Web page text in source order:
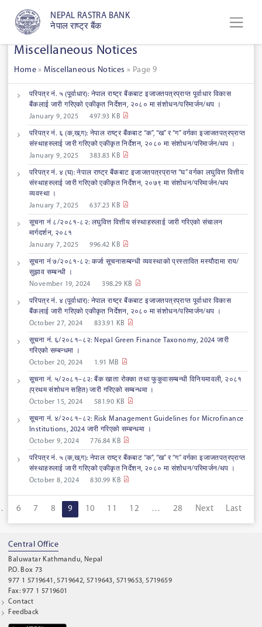
NEPAL RASTRA BANK
नेपाल राष्ट्र बैंक
Miscellaneous Notices
Home »Miscellaneous Notices » Page 9
परिपत्र नं. ५ (पूर्वाधार): नेपाल राष्ट्र बैंकबाट इजाजतपत्रप्राप्त पूर्वाधार विकास
बैंकलाई जारी गरिएको एकीकृत निर्देशन, २०८० मा संशोधन/परिमार्जन/थप ।
January 9, 2025
497.93 KB
परिपत्र नं. ६ (क,ख,ग): नेपाल राष्ट्र बैंकबाट “क”, “ख” र “ग” वर्गका इजाजतपत्रप्राप्त
संस्थाहरुलाई जारी गरिएको एकीकृत निर्देशन, २०८० मा संशोधन/परिमार्जन/थप ।
January 9, 2025
383.83 KB
परिपत्र नं. ४ (घ): नेपाल राष्ट्र बैंकबाट इजाजतपत्रप्राप्त “घ” वर्गका लघुवित्त वित्तीय
संस्थाहरुलाई जारी गरिएको एकीकृत निर्देशन, २०७९ मा संशोधन/परिमार्जन/थप
व्यवस्था ।
January 7, 2025
637.23 KB
सूचना नं ८/२०८१-८२: लघुवित्त वित्तीय संस्थाहरुलाई जारी गरिएको संचालन
मार्गदर्शन, २०८१
January 7, 2025
996.42 KB
सूचना नं ७/२०८१-८२: कर्जा सूचनासम्बन्धी व्यवस्थाको प्रस्तावित मस्यौदामा राय/
सुझाव सम्बन्धी ।
November 19, 2024
398.29 KB
परिपत्र नं. ४ (पूर्वाधार): नेपाल राष्ट्र बैंकबाट इजाजतपत्रप्राप्त पूर्वाधार विकास
बैंकलाई जारी गरिएको एकीकृत निर्देशन, २०८० मा संशोधन/परिमार्जन/थप ।
October 27, 2024
833.91 KB
सूचना नं. ६/२०८१–८२: Nepal Green Finance Taxonomy, 2024 जारी
गरिएको सम्बन्धमा ।
October 20, 2024
1.91 MB
सूचना नं. ५/२०८१–८२: बैंक खाता रोक्का तथा फुकुवासम्बन्धी विनियमावली, २०८१
(प्रथम संशोधन सहित) जारी गरिएको सम्बन्धमा ।
October 15, 2024
581.90 KB
सूचना नं. ४/२०८१–८२: Risk Management Guidelines for Microfinance
Institutions, 2024 जारी गरिएको सम्बन्धमा ।
October 9, 2024
776.84 KB
परिपत्र नं. ५ (क,ख,ग): नेपाल राष्ट्र बैंकबाट “क”, “ख” र “ग” वर्गका इजाजतपत्रप्राप्त
संस्थाहरुलाई जारी गरिएको एकीकृत निर्देशन, २०८० मा संशोधन/परिमार्जन/थप ।
October 8, 2024
830.99 KB
6 7 8 9 10 11 12 … 28 Next Last
Central Office
Baluwatar Kathmandu, Nepal
P.O. Box 73
977 1 5719641, 5719642, 5719643, 5719653, 5719659
Fax: 977 1 5719601
Contact
Feedback